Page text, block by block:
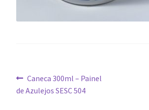
Navegação
de
Post
anterior:
Caneca 300ml – Painel
de Azulejos SESC 504